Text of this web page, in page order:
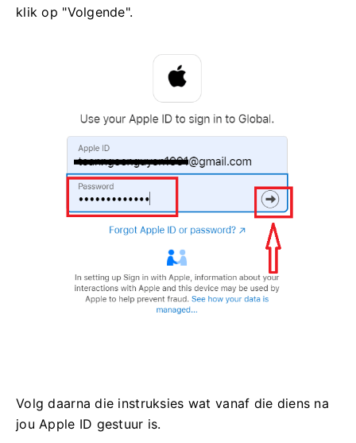
klik op "Volgende".
Volg daarna die instruksies wat vanaf die diens na
jou Apple ID gestuur is.